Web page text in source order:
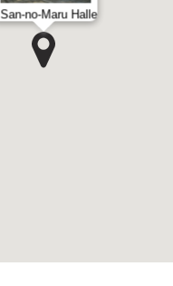
San-no-Maru Halle